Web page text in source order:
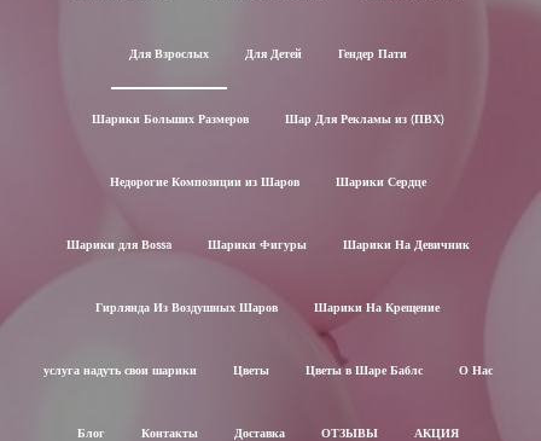
Для Взрослых Для Детей Гендер Пати
Шарики Больших Размеров Шар Для Рекламы из (ПВХ)
Недорогие Композиции из Шаров Шарики Сердце
Шарики для Воssa Шарики Фигуры Шарики На Девичник
Гирлянда Из Воздушных Шаров Шарики На Крещение
услуга надуть свои шарики Цветы Цветы в Шаре Баблс О Нас
Блог Контакты Доставка ОТЗЫВЫ АКЦИЯ